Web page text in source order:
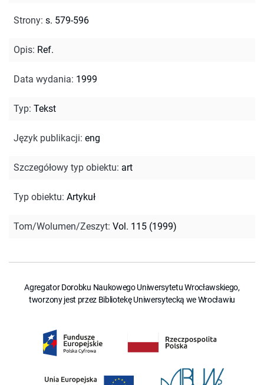
Strony: s. 579-596
Opis: Ref.
Data wydania: 1999
Typ: Tekst
Język publikacji: eng
Szczegółowy typ obiektu: art
Typ obiektu: Artykuł
Tom/Wolumen/Zeszyt: Vol. 115 (1999)
Agregator Dorobku Naukowego Uniwersytetu Wrocławskiego,
tworzony jest przez Bibliotekę Uniwersytecką we Wrocławiu